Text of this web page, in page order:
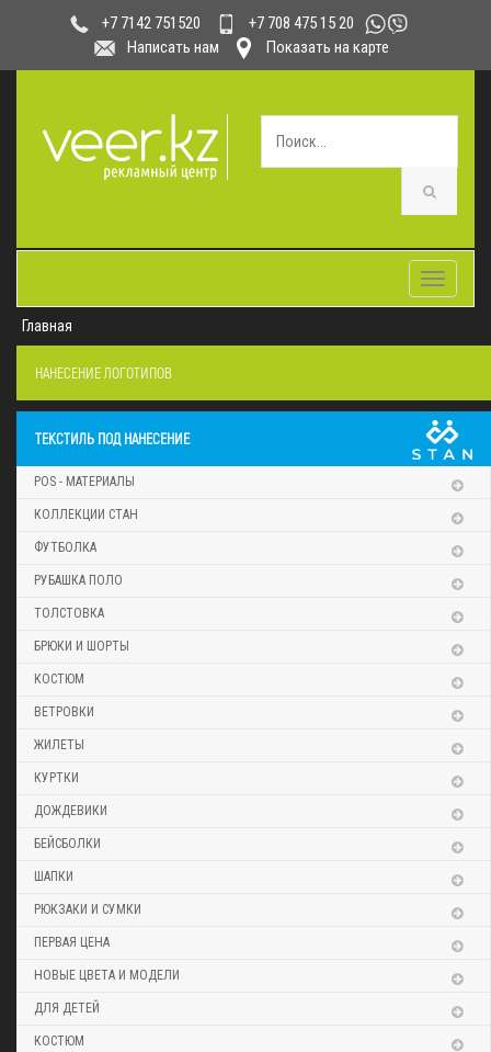
+7 7142 751520
+7 708 475 15 20
Написать нам
Показать на карте
Toggle
Главная
НАНЕСЕНИЕ ЛОГОТИПОВ
ТЕКСТИЛЬ ПОД НАНЕСЕНИЕ
POS - МАТЕРИАЛЫ
КОЛЛЕКЦИИ СТАН
ФУТБОЛКА
РУБАШКА ПОЛО
ТОЛСТОВКА
БРЮКИ И ШОРТЫ
КОСТЮМ
ВЕТРОВКИ
ЖИЛЕТЫ
КУРТКИ
ДОЖДЕВИКИ
БЕЙСБОЛКИ
ШАПКИ
РЮКЗАКИ И СУМКИ
ПЕРВАЯ ЦЕНА
НОВЫЕ ЦВЕТА И МОДЕЛИ
ДЛЯ ДЕТЕЙ
КОСТЮМ